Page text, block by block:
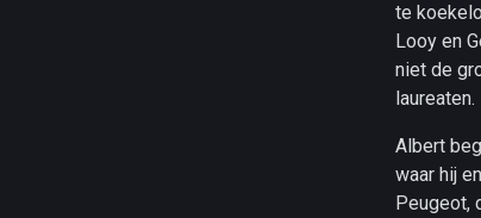
te
Looy en
niet de
laureaten.
Albert
waar hij
Peugeot,